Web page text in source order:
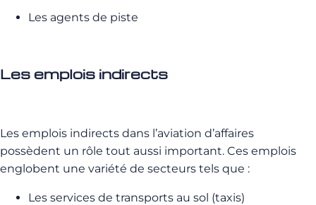
Les agents de piste
Les emplois indirects
Les emplois indirects dans l’aviation d’affaires
possèdent un rôle tout aussi important. Ces emplois
englobent une variété de secteurs tels que :
Les services de transports au sol (taxis)